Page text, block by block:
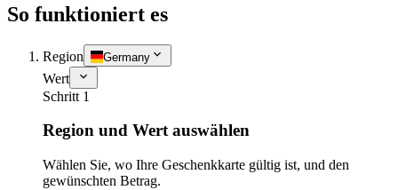
So funktioniert es
Region Germany
Wert
Schritt 1
Region und Wert auswählen
Wählen Sie, wo Ihre Geschenkkarte gültig ist, und den
gewünschten Betrag.